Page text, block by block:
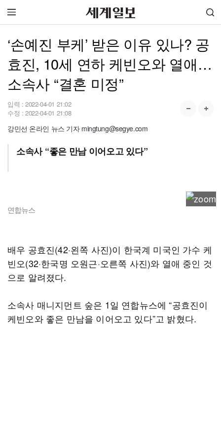
‘손예진 부케’ 받은 이유 있나? 공
효진, 10세 연하 케빈오와 열애…
소속사 “결혼 미정”
입력 : 2022-04-01 21:02
수정 : 2022-04-01 21:08
강민선 온라인 뉴스 기자 mingtung@segye.com
소속사 “좋은 만남 이어오고 있다”
연합뉴스
배우 공효진(42·왼쪽 사진)이 한국계 미국인 가수 케
빈오(32·한국명 오원근·오른쪽 사진)와 열애 중인 것
으로 알려졌다.
소속사 매니지먼트 숲은 1일 연합뉴스에 “공효진이
케빈오와 좋은 만남을 이어오고 있다”고 밝혔다.